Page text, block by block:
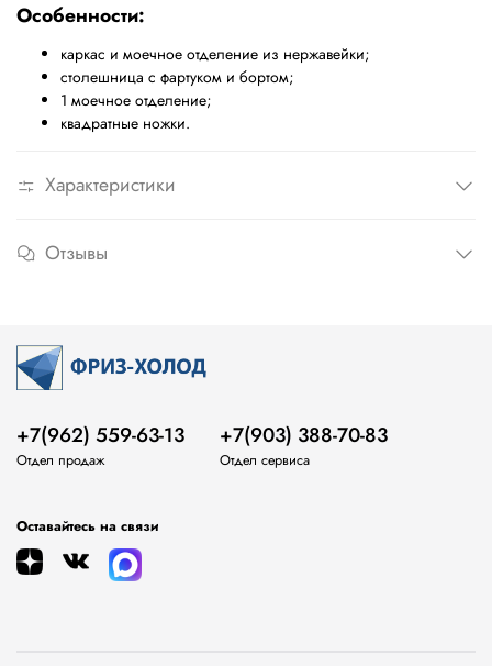
Особенности:
каркас и моечное отделение из нержавейки;
столешница с фартуком и бортом;
1 моечное отделение;
квадратные ножки.
Характеристики
Отзывы
+7(962) 559-63-13
Отдел продаж
+7(903) 388-70-83
Отдел сервиса
Оставайтесь на связи